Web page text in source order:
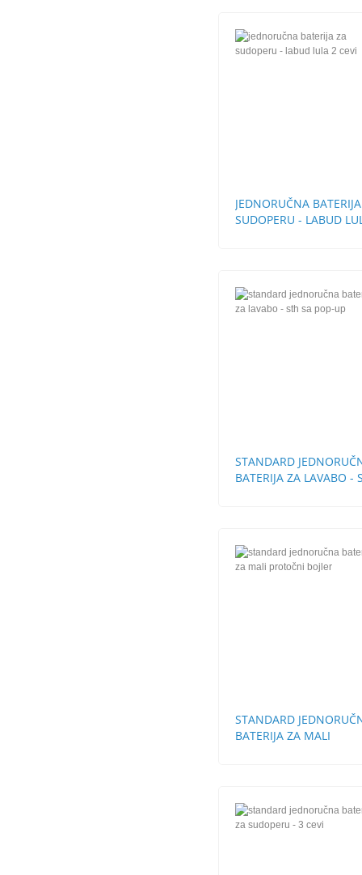
JEDNORUČNA
SUDOPERU - LABUD
STANDARD
BATERIJA ZA LAVABO -
STANDARD
BATERIJA ZA MALI